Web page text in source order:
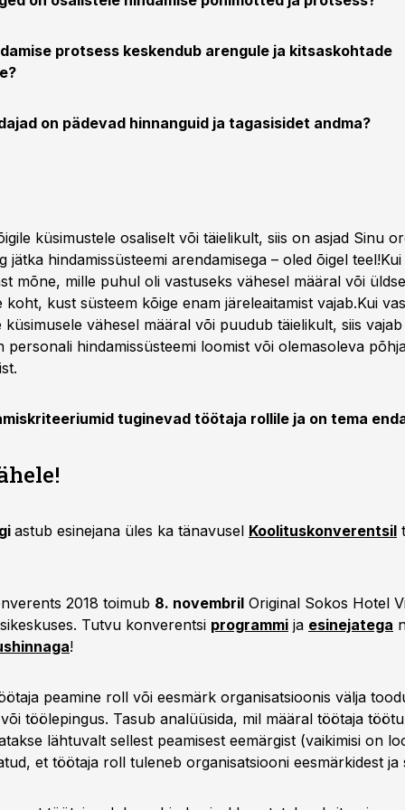
protsess keskendub arengule ja kitsaskohtade
on pädevad hinnanguid ja tagasisidet andma?
küsimustele osaliselt või täielikult, siis on asjad Sinu
jätka hindamissüsteemi arendamisega – oled õigel
mõne, mille puhul oli vastuseks vähesel määral või
koht, kust süsteem kõige enam järeleaitamist vajab.Kui
vähesel määral või puudub täielikult, siis
personali hindamissüsteemi loomist või olemasoleva
tuginevad töötaja rollile ja on tema
astub esinejana üles ka tänavusel Koolituskonverentsil
2018 toimub 8. novembril Original Sokos Hotel
Tutvu konverentsi programmi ja esinejatega
!
peamine roll või eesmärk organisatsioonis välja
töölepingus. Tasub analüüsida, mil määral töötaja
lähtuvalt sellest peamisest eemärgist (vaikimisi on
et töötaja roll tuleneb organisatsiooni eesmärkidest ja